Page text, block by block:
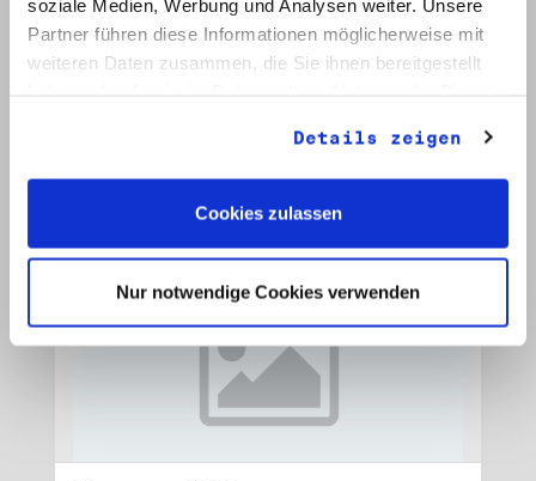
soziale Medien, Werbung und Analysen weiter. Unsere
Partner führen diese Informationen möglicherweise mit
weiteren Daten zusammen, die Sie ihnen bereitgestellt
Details zeigen
Cookies zulassen
Nur notwendige Cookies verwenden
Signatur: RW 53
Titel: Materialsammlung : Osteuropa (2)
Datum: 1982 - 1990